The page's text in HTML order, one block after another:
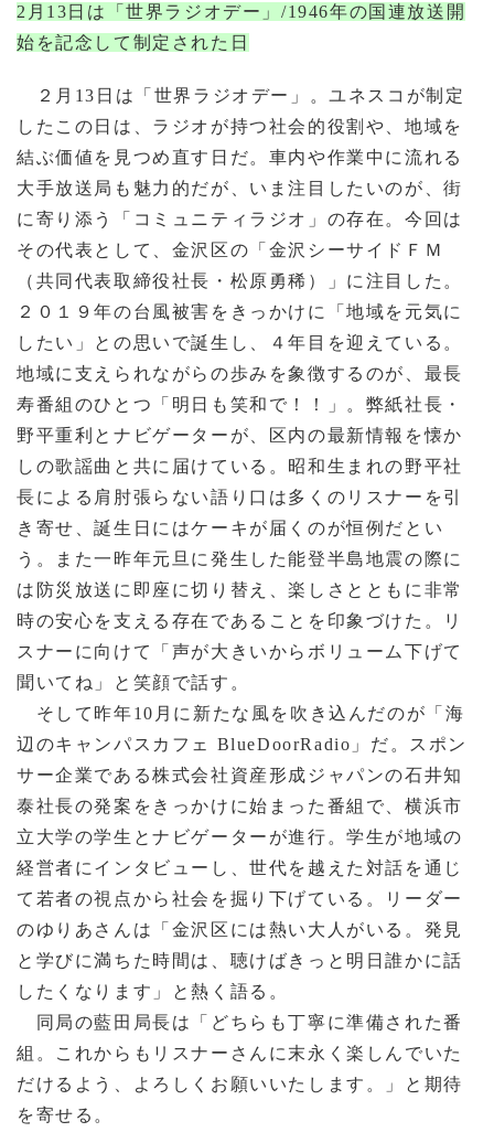
2月13日は「世界ラジオデー」/1946年の国連放送開
始を記念して制定された日
２月13日は「世界ラジオデー」。ユネスコが制定
したこの日は、ラジオが持つ社会的役割や、地域を
結ぶ価値を見つめ直す日だ。車内や作業中に流れる
大手放送局も魅力的だが、いま注目したいのが、街
に寄り添う「コミュニティラジオ」の存在。今回は
その代表として、金沢区の「金沢シーサイドＦＭ
（共同代表取締役社長・松原勇稀）」に注目した。
２０１９年の台風被害をきっかけに「地域を元気に
したい」との思いで誕生し、４年目を迎えている。
地域に支えられながらの歩みを象徴するのが、最長
寿番組のひとつ「明日も笑和で！！」。弊紙社長・
野平重利とナビゲーターが、区内の最新情報を懐か
しの歌謡曲と共に届けている。昭和生まれの野平社
長による肩肘張らない語り口は多くのリスナーを引
き寄せ、誕生日にはケーキが届くのが恒例だとい
う。また一昨年元旦に発生した能登半島地震の際に
は防災放送に即座に切り替え、楽しさとともに非常
時の安心を支える存在であることを印象づけた。リ
スナーに向けて「声が大きいからボリューム下げて
聞いてね」と笑顔で話す。
​ そして昨年10月に新たな風を吹き込んだのが「海
辺のキャンパスカフェ BlueDoorRadio」だ。スポン
サー企業である株式会社資産形成ジャパンの石井知
泰社長の発案をきっかけに始まった番組で、横浜市
立大学の学生とナビゲーターが進行。学生が地域の
経営者にインタビューし、世代を越えた対話を通じ
て若者の視点から社会を掘り下げている。リーダー
のゆりあさんは「金沢区には熱い大人がいる。発見
と学びに満ちた時間は、聴けばきっと明日誰かに話
したくなります」と熱く語る。
​ 同局の藍田局長は「どちらも丁寧に準備された番
組。これからもリスナーさんに末永く楽しんでいた
だけるよう、よろしくお願いいたします。」と期待
を寄せる。